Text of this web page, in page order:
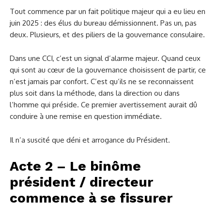
Tout commence par un fait politique majeur qui a eu lieu en
juin 2025 : des élus du bureau démissionnent. Pas un, pas
deux. Plusieurs, et des piliers de la gouvernance consulaire.
Dans une CCI, c’est un signal d’alarme majeur. Quand ceux
qui sont au cœur de la gouvernance choisissent de partir, ce
n’est jamais par confort. C’est qu’ils ne se reconnaissent
plus soit dans la méthode, dans la direction ou dans
l’homme qui préside. Ce premier avertissement aurait dû
conduire à une remise en question immédiate.
Il n’a suscité que déni et arrogance du Président.
Acte 2 – Le binôme
président / directeur
commence à se fissurer